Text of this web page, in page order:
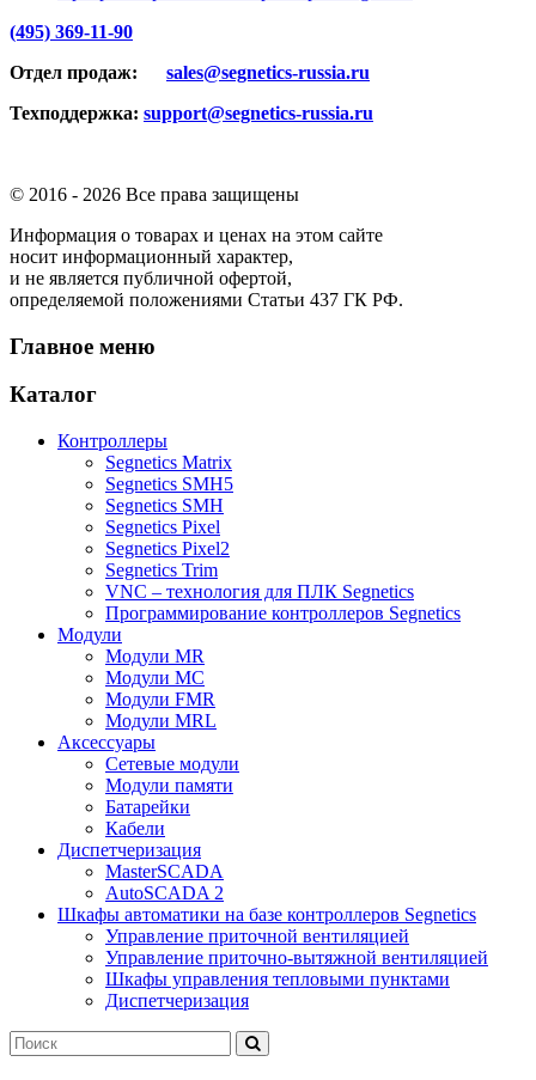
(495) 369-11-90
Отдел продаж: sales@segnetics-russia.ru
Техподдержка: support@segnetics-russia.ru
© 2016 - 2026 Все права защищены
Информация о товарах и ценах на этом сайте
носит информационный характер,
и не является публичной офертой,
определяемой положениями Статьи 437 ГК РФ.
Главное меню
Каталог
Контроллеры
Segnetics Matrix
Segnetics SMH5
Segnetics SMH
Segnetics Pixel
Segnetics Pixel2
Segnetics Trim
VNC – технология для ПЛК Segnetics
Программирование контроллеров Segnetics
Модули
Модули MR
Модули MC
Модули FMR
Модули MRL
Аксеcсуары
Сетевые модули
Модули памяти
Батарейки
Кабели
Диспетчеризация
MasterSCADA
AutoSCADA 2
Шкафы автоматики на базе контроллеров Segnetics
Управление приточной вентиляцией
Управление приточно-вытяжной вентиляцией
Шкафы управления тепловыми пунктами
Диспетчеризация